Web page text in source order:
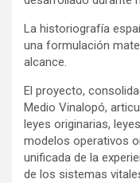
La historiografía
una formulación
alcance.
El proyecto,
Medio Vinalopó,
leyes originarias,
modelos operativos
unificada de la
de los sistemas